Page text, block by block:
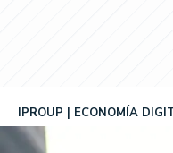
IPROUP ECONOMÍA